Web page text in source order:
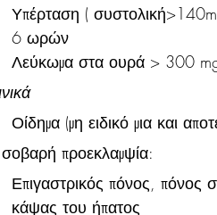
Υπέρταση (
6 ωρών
Λεύκωμα στα ουρά > 300
Οίδημα (μη ειδικό μια και
προεκλαμψία:
Επιγαστρικός πόνος, πόνος
κάψας του ήπατος